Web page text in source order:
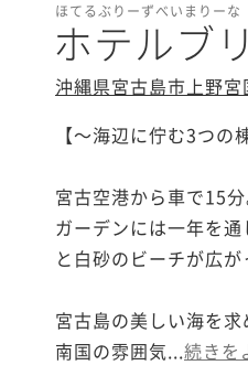
ほてるぶりーずべいまりーな
ホテルブ
沖縄県宮古島市上野
【～海辺に佇む3つ
宮古空港から車で15
ガーデンには一年を
と白砂のビーチが広が
宮古島の美しい海を
南国の雰囲気...続きを